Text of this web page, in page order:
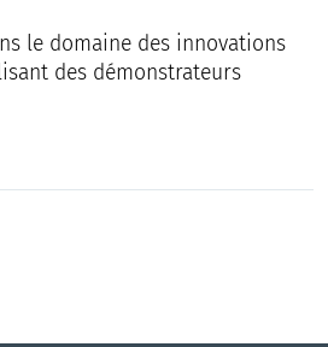
le domaine des innovations
des démonstrateurs